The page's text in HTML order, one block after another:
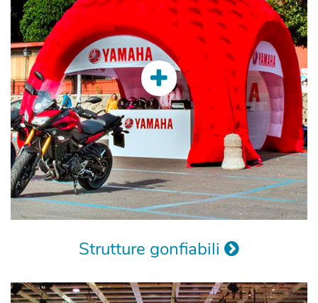
Strutture gonfiabili